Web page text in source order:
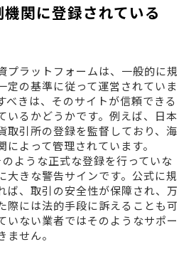
関に登録されている
プラットフォームは、一般的に規
定の基準に従って運営されていま
べきは、そのサイトが信頼できる
いるかどうかです。例えば、日本
取引所の登録を監督しており、海
よって管理されています。
ような正式な登録を行っていな
大きな警告サインです。公式に規
ば、取引の安全性が保障され、万
際には法的手段に訴えることも可
いない業者ではそのようなサポー
ません。